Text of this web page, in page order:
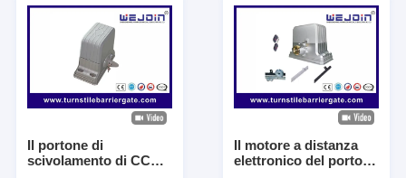
Il portone di
scivolamento di CC
Il motore a distanza
elettronico del portone